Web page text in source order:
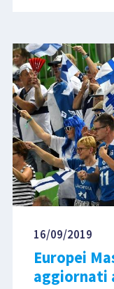
16/09/2019
Europei
aggiornati